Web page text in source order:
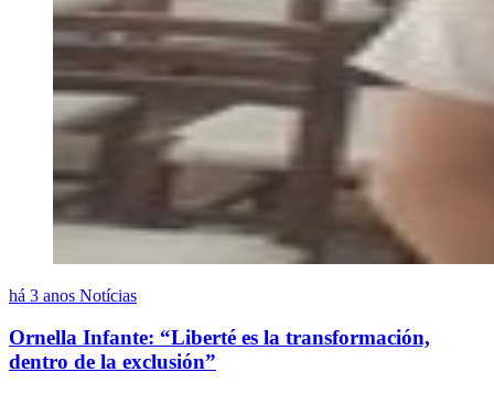
há 3 anos Notícias
Ornella Infante: “Liberté es la transformación,
dentro de la exclusión”